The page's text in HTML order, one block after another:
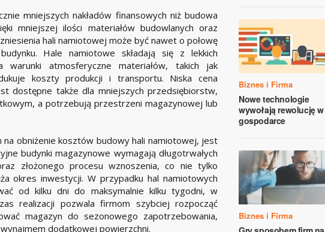
mniejszych nakładów finansowych niż budowa
mniejszej ilości materiałów budowlanych oraz
hali namiotowej może być nawet o połowę
Hale namiotowe składają się z lekkich
atmosferyczne materiałów, takich jak
koszty produkcji i transportu. Niska cena
dostępne także dla mniejszych przedsiębiorstw,
a potrzebują przestrzeni magazynowej lub
na obniżenie kosztów budowy hali namiotowej, jest
budynki magazynowe wymagają długotrwałych
złożonego procesu wznoszenia, co nie tylko
okres inwestycji. W przypadku hal namiotowych
od kilku dni do maksymalnie kilku tygodni, w
realizacji pozwala firmom szybciej rozpocząć
magazyn do sezonowego zapotrzebowania,
dodatkowej powierzchni.
Biznes i Firma
Nowe technologie
wywołają rewolucję w
gospodarce
Biznes i Firma